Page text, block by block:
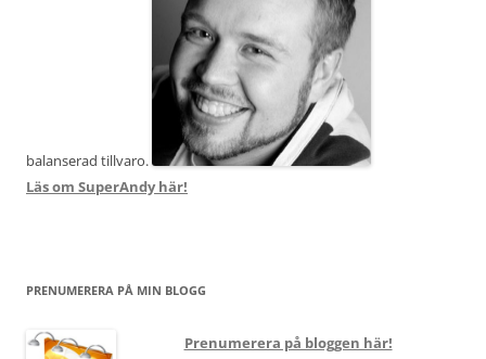
balanserad tillvaro.
Läs om SuperAndy här!
PRENUMERERA PÅ MIN BLOGG
Prenumerera på bloggen här!